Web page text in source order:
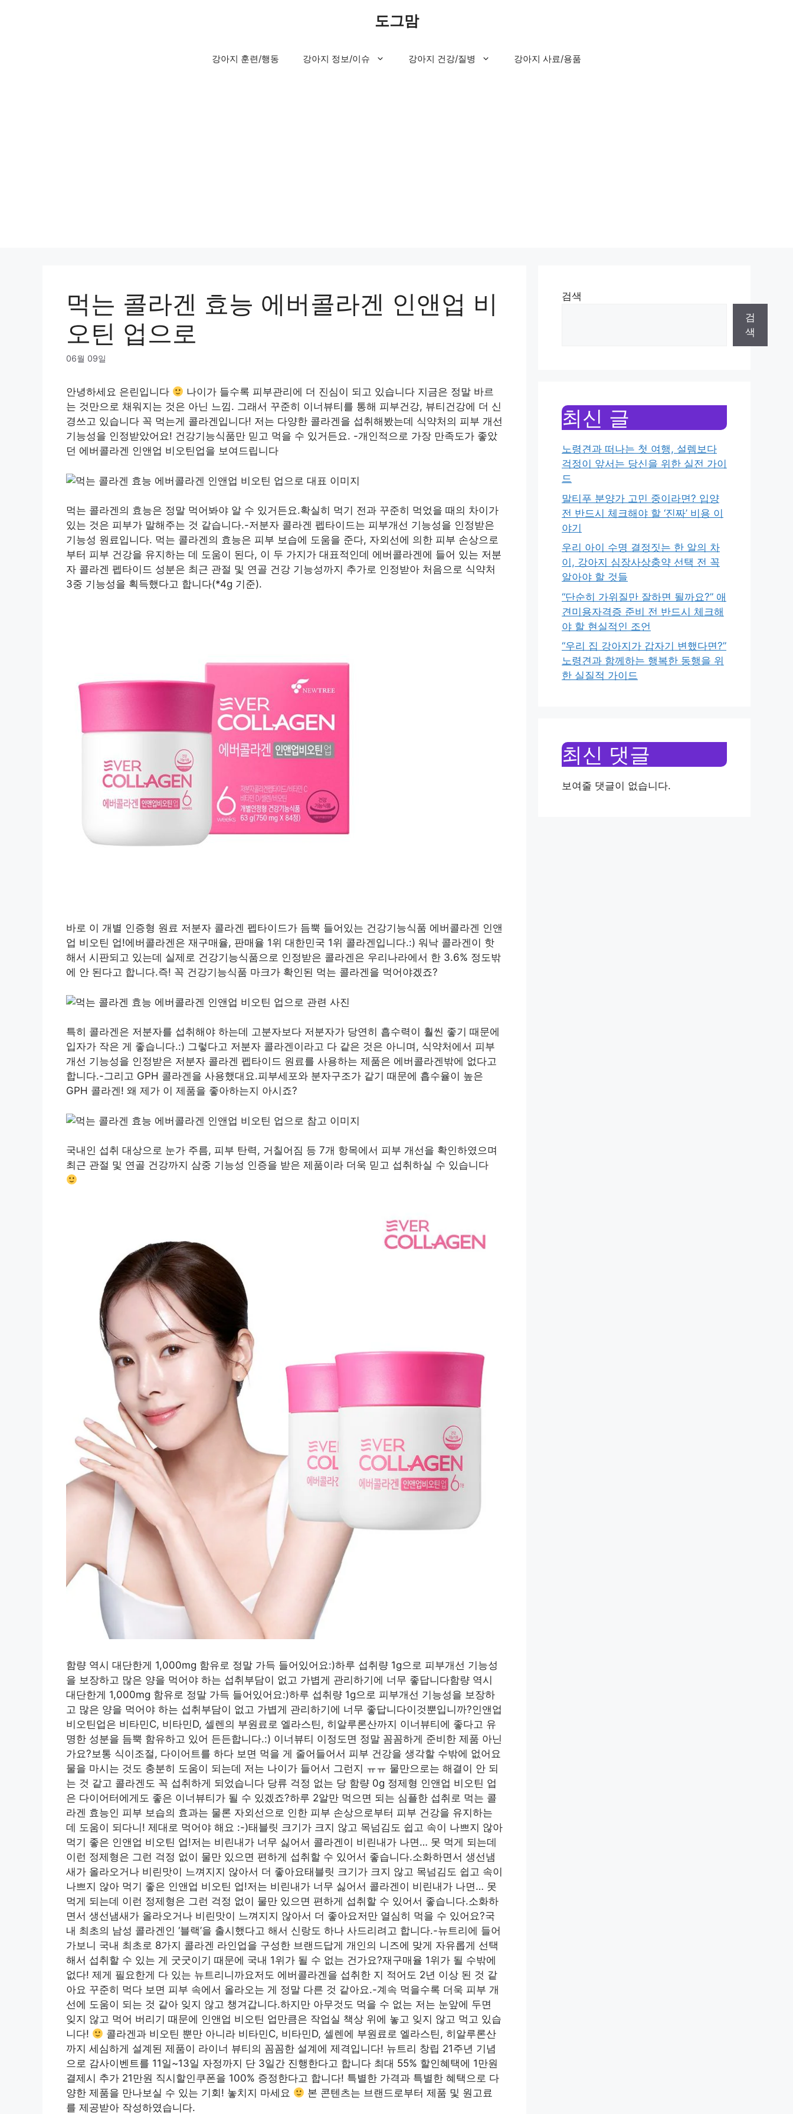
도그맘
강아지 훈련/행동 강아지 정보/이슈 강아지 건강/질병 강아지 사료/용품
먹는 콜라겐 효능 에버콜라겐 인앤업 비
오틴 업으로
06월 09일
안녕하세요 은린입니다
나이가 들수록 피부관리에 더 진심이 되고 있습니다 지금은 정말 바르
는 것만으로 채워지는 것은 아닌 느낌. 그래서 꾸준히 이너뷰티를 통해 피부건강, 뷰티건강에 더 신
경쓰고 있습니다 꼭 먹는게 콜라겐입니다! 저는 다양한 콜라겐을 섭취해봤는데 식약처의 피부 개선
기능성을 인정받았어요! 건강기능식품만 믿고 먹을 수 있거든요. -개인적으로 가장 만족도가 좋았
던 에버콜라겐 인앤업 비오틴업을 보여드립니다
먹는 콜라겐의 효능은 정말 먹어봐야 알 수 있거든요.확실히 먹기 전과 꾸준히 먹었을 때의 차이가
있는 것은 피부가 말해주는 것 같습니다.-저분자 콜라겐 펩타이드는 피부개선 기능성을 인정받은
기능성 원료입니다. 먹는 콜라겐의 효능은 피부 보습에 도움을 준다, 자외선에 의한 피부 손상으로
부터 피부 건강을 유지하는 데 도움이 된다, 이 두 가지가 대표적인데 에버콜라겐에 들어 있는 저분
자 콜라겐 펩타이드 성분은 최근 관절 및 연골 건강 기능성까지 추가로 인정받아 처음으로 식약처
3중 기능성을 획득했다고 합니다(*4g 기준).
바로 이 개별 인증형 원료 저분자 콜라겐 펩타이드가 듬뿍 들어있는 건강기능식품 에버콜라겐 인앤
업 비오틴 업!에버콜라겐은 재구매율, 판매율 1위 대한민국 1위 콜라겐입니다.:) 워낙 콜라겐이 핫
해서 시판되고 있는데 실제로 건강기능식품으로 인정받은 콜라겐은 우리나라에서 한 3.6% 정도밖
에 안 된다고 합니다.즉! 꼭 건강기능식품 마크가 확인된 먹는 콜라겐을 먹어야겠죠?
특히 콜라겐은 저분자를 섭취해야 하는데 고분자보다 저분자가 당연히 흡수력이 훨씬 좋기 때문에
입자가 작은 게 좋습니다.:) 그렇다고 저분자 콜라겐이라고 다 같은 것은 아니며, 식약처에서 피부
개선 기능성을 인정받은 저분자 콜라겐 펩타이드 원료를 사용하는 제품은 에버콜라겐밖에 없다고
합니다.-그리고 GPH 콜라겐을 사용했대요.피부세포와 분자구조가 같기 때문에 흡수율이 높은
GPH 콜라겐! 왜 제가 이 제품을 좋아하는지 아시죠?
국내인 섭취 대상으로 눈가 주름, 피부 탄력, 거칠어짐 등 7개 항목에서 피부 개선을 확인하였으며
최근 관절 및 연골 건강까지 삼중 기능성 인증을 받은 제품이라 더욱 믿고 섭취하실 수 있습니다
함량 역시 대단한게 1,000mg 함유로 정말 가득 들어있어요:)하루 섭취량 1g으로 피부개선 기능성
을 보장하고 많은 양을 먹어야 하는 섭취부담이 없고 가볍게 관리하기에 너무 좋답니다함량 역시
대단한게 1,000mg 함유로 정말 가득 들어있어요:)하루 섭취량 1g으로 피부개선 기능성을 보장하
고 많은 양을 먹어야 하는 섭취부담이 없고 가볍게 관리하기에 너무 좋답니다이것뿐입니까?인앤업
비오틴업은 비타민C, 비타민D, 셀렌의 부원료로 엘라스틴, 히알루론산까지 이너뷰티에 좋다고 유
명한 성분을 듬뿍 함유하고 있어 든든합니다.:) 이너뷰티 이정도면 정말 꼼꼼하게 준비한 제품 아닌
가요?보통 식이조절, 다이어트를 하다 보면 먹을 게 줄어들어서 피부 건강을 생각할 수밖에 없어요
물을 마시는 것도 충분히 도움이 되는데 저는 나이가 들어서 그런지 ㅠㅠ 물만으로는 해결이 안 되
는 것 같고 콜라겐도 꼭 섭취하게 되었습니다 당류 걱정 없는 당 함량 0g 정제형 인앤업 비오틴 업
은 다이어터에게도 좋은 이너뷰티가 될 수 있겠죠?하루 2알만 먹으면 되는 심플한 섭취로 먹는 콜
라겐 효능인 피부 보습의 효과는 물론 자외선으로 인한 피부 손상으로부터 피부 건강을 유지하는
데 도움이 되다니! 제대로 먹어야 해요 :-)태블릿 크기가 크지 않고 목넘김도 쉽고 속이 나쁘지 않아
먹기 좋은 인앤업 비오틴 업!저는 비린내가 너무 싫어서 콜라겐이 비린내가 나면… 못 먹게 되는데
이런 정제형은 그런 걱정 없이 물만 있으면 편하게 섭취할 수 있어서 좋습니다.소화하면서 생선냄
새가 올라오거나 비린맛이 느껴지지 않아서 더 좋아요태블릿 크기가 크지 않고 목넘김도 쉽고 속이
나쁘지 않아 먹기 좋은 인앤업 비오틴 업!저는 비린내가 너무 싫어서 콜라겐이 비린내가 나면… 못
먹게 되는데 이런 정제형은 그런 걱정 없이 물만 있으면 편하게 섭취할 수 있어서 좋습니다.소화하
면서 생선냄새가 올라오거나 비린맛이 느껴지지 않아서 더 좋아요저만 열심히 먹을 수 있어요?국
내 최초의 남성 콜라겐인 ‘블랙’을 출시했다고 해서 신랑도 하나 사드리려고 합니다.-뉴트리에 들어
가보니 국내 최초로 8가지 콜라겐 라인업을 구성한 브랜드답게 개인의 니즈에 맞게 자유롭게 선택
해서 섭취할 수 있는 게 굿굿이기 때문에 국내 1위가 될 수 없는 건가요?재구매율 1위가 될 수밖에
없다! 제게 필요한게 다 있는 뉴트리니까요저도 에버콜라겐을 섭취한 지 적어도 2년 이상 된 것 같
아요 꾸준히 먹다 보면 피부 속에서 올라오는 게 정말 다른 것 같아요.-계속 먹을수록 더욱 피부 개
선에 도움이 되는 것 같아 잊지 않고 챙겨갑니다.하지만 아무것도 먹을 수 없는 저는 눈앞에 두면
잊지 않고 먹어 버리기 때문에 인앤업 비오틴 업만큼은 작업실 책상 위에 놓고 잊지 않고 먹고 있습
니다!
콜라겐과 비오틴 뿐만 아니라 비타민C, 비타민D, 셀렌에 부원료로 엘라스틴, 히알루론산
까지 세심하게 설계된 제품이 라이너 뷰티의 꼼꼼한 설계에 제격입니다! 뉴트리 창립 21주년 기념
으로 감사이벤트를 11일~13일 자정까지 단 3일간 진행한다고 합니다 최대 55% 할인혜택에 1만원
결제시 추가 21만원 직시할인쿠폰을 100% 증정한다고 합니다! 특별한 가격과 특별한 혜택으로 다
양한 제품을 만나보실 수 있는 기회! 놓치지 마세요
본 콘텐츠는 브랜드로부터 제품 및 원고료
를 제공받아 작성하였습니다.
검색
검
색
최신 글
노령견과 떠나는 첫 여행, 설렘보다
걱정이 앞서는 당신을 위한 실전 가이
드
말티푸 분양가 고민 중이라면? 입양
전 반드시 체크해야 할 ‘진짜’ 비용 이
야기
우리 아이 수명 결정짓는 한 알의 차
이, 강아지 심장사상충약 선택 전 꼭
알아야 할 것들
“단순히 가위질만 잘하면 될까요?” 애
견미용자격증 준비 전 반드시 체크해
야 할 현실적인 조언
“우리 집 강아지가 갑자기 변했다면?”
노령견과 함께하는 행복한 동행을 위
한 실질적 가이드
최신 댓글
보여줄 댓글이 없습니다.